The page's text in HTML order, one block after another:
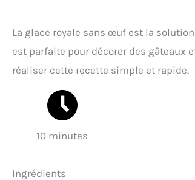
La glace royale sans œuf est la
est parfaite pour décorer des gâteaux
réaliser cette recette simple et rapide.
10 minutes
Ingrédients